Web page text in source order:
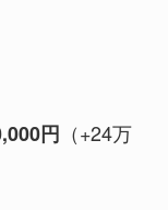
円 （+24万